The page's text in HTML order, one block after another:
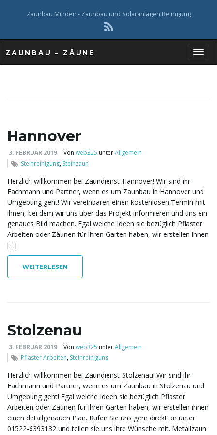
Zaunbau Minden - Zaunbau und Solaranlagen Reinigung
a
l
ZAUNBAU – ZÄUNE
Hannover
3. FEBRUAR 2019 Von web325 unterAllgemein
Steinreinigung, Steinzaun
Herzlich willkommen bei Zaundienst-Hannover! Wir sind ihr
Fachmann und Partner, wenn es um Zaunbau in Hannover und
Umgebung geht! Wir vereinbaren einen kostenlosen Termin mit
ihnen, bei dem wir uns über das Projekt informieren und uns ein
genaues Bild machen. Egal welche Ideen sie bezüglich Pflaster
Arbeiten oder Zäunen für ihren Garten haben, wir erstellen ihnen
[…]
WEITERLESEN
Stolzenau
3. FEBRUAR 2019 Von web325 unterAllgemein
Pflaster Arbeiten, Steinreinigung
Herzlich willkommen bei Zaundienst-Stolzenau! Wir sind ihr
Fachmann und Partner, wenn es um Zaunbau in Stolzenau und
Umgebung geht! Egal welche Ideen sie bezüglich Pflaster
Arbeiten oder Zäunen für ihren Garten haben, wir erstellen ihnen
einen detailgenauen Plan. Rufen Sie uns gern direkt an unter
01522-6393132 und teilen sie uns ihre Wünsche mit. Metallzaun